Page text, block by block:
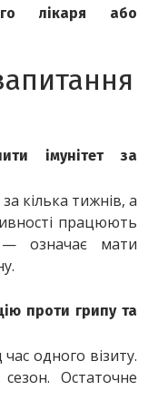
лікаря або
імунітет за
кілька тижнів, а
працюють
— означає мати
проти грипу та
одного візиту.
Остаточне